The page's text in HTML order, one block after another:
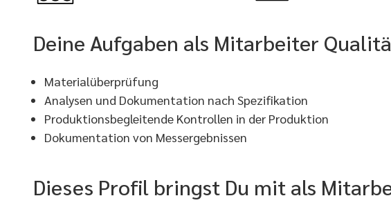
Deine Aufgaben als Mitarbeiter
Materialüberprüfung
Analysen und Dokumentation nach Spezifikation
Produktionsbegleitende Kontrollen in der Produktion
Dokumentation von Messergebnissen
Dieses Profil bringst Du mit als